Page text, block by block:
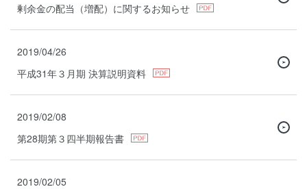
剰余金の配当（増配）に関するお知らせ
2019/04/26
平成31年３月期 決算説明資料
2019/02/08
第28期第３四半期報告書
2019/02/05